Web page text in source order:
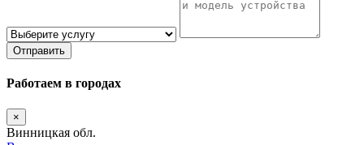
Отправить
Работаем в городах
×
Винницкая обл.